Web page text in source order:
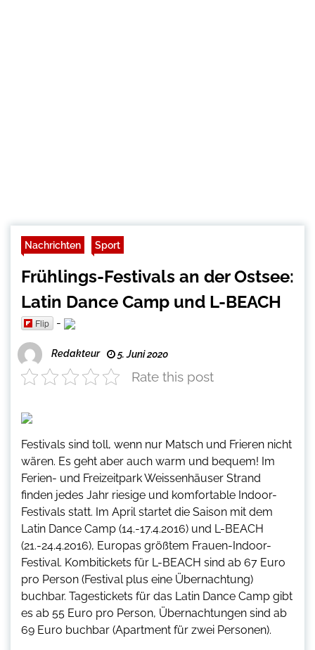
Nachrichten Sport
Frühlings-Festivals an der Ostsee:
Latin Dance Camp und L-BEACH
Flip -
Redakteur 5. Juni 2020
Rate this post
Festivals sind toll, wenn nur Matsch und Frieren nicht
wären. Es geht aber auch warm und bequem! Im
Ferien- und Freizeitpark Weissenhäuser Strand
finden jedes Jahr riesige und komfortable Indoor-
Festivals statt. Im April startet die Saison mit dem
Latin Dance Camp (14.-17.4.2016) und L-BEACH
(21.-24.4.2016), Europas größtem Frauen-Indoor-
Festival. Kombitickets für L-BEACH sind ab 67 Euro
pro Person (Festival plus eine Übernachtung)
buchbar. Tagestickets für das Latin Dance Camp gibt
es ab 55 Euro pro Person, Übernachtungen sind ab
69 Euro buchbar (Apartment für zwei Personen).